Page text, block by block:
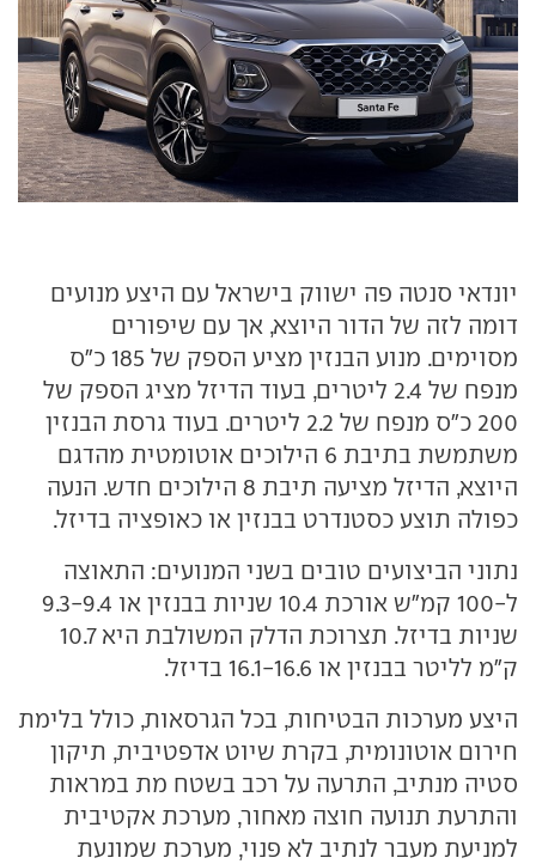
יונדאי סנטה פה ישווק בישראל עם היצע מנועים
דומה לזה של הדור היוצא, אך עם שיפורים
מסוימים. מנוע הבנזין מציע הספק של 185 כ"ס
מנפח של 2.4 ליטרים, בעוד הדיזל מציג הספק של
200 כ"ס מנפח של 2.2 ליטרים. בעוד גרסת הבנזין
משתמשת בתיבת 6 הילוכים אוטומטית מהדגם
היוצא, הדיזל מציעה תיבת 8 הילוכים חדש. הנעה
כפולה תוצע כסטנדרט בבנזין או כאופציה בדיזל.
נתוני הביצועים טובים בשני המנועים: התאוצה
ל-100 קמ"ש אורכת 10.4 שניות בבנזין או 9.3-9.4
שניות בדיזל. תצרוכת הדלק המשולבת היא 10.7
ק"מ לליטר בבנזין או 16.1-16.6 בדיזל.
היצע מערכות הבטיחות, בכל הגרסאות, כולל בלימת
חירום אוטונומית, בקרת שיוט אדפטיבית, תיקון
סטיה מנתיב, התרעה על רכב בשטח מת במראות
והתרעת תנועה חוצה מאחור, מערכת אקטיבית
למניעת מעבר לנתיב לא פנוי, מערכת שמונעת